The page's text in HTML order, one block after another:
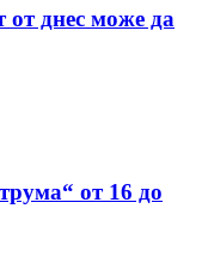
от днес може да
от 16 до